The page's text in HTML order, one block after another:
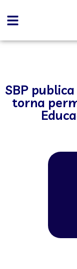
SBP
torna